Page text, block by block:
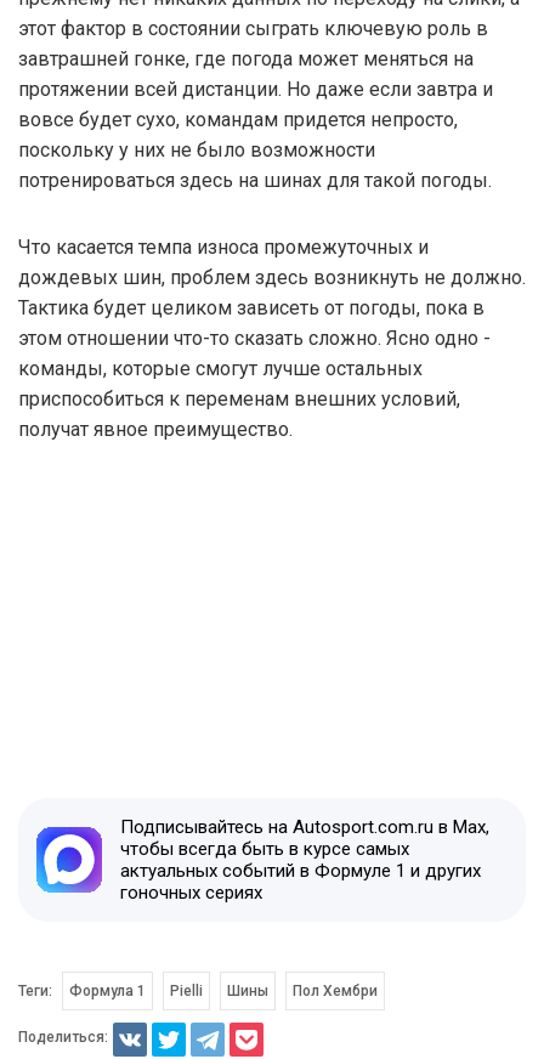
этот фактор в состоянии сыграть ключевую роль в
завтрашней гонке, где погода может меняться на
протяжении всей дистанции. Но даже если завтра и
вовсе будет сухо, командам придется непросто,
поскольку у них не было возможности
потренироваться здесь на шинах для такой погоды.
Что касается темпа износа промежуточных и
дождевых шин, проблем здесь возникнуть не должно.
Тактика будет целиком зависеть от погоды, пока в
этом отношении что-то сказать сложно. Ясно одно -
команды, которые смогут лучше остальных
приспособиться к переменам внешних условий,
получат явное преимущество.
Подписывайтесь на Autosport.com.ru в Max,
чтобы всегда быть в курсе самых
актуальных событий в Формуле 1 и других
гоночных сериях
Теги: Формула 1 Pielli Шины Пол Хембри
Поделиться: